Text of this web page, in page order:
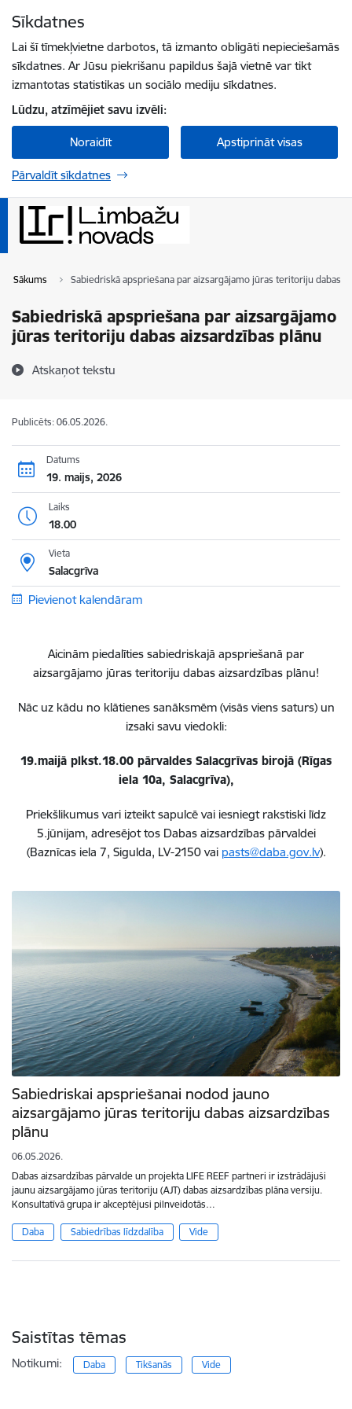
Sīkdatnes
Lai šī tīmekļvietne darbotos, tā izmanto obligāti nepieciešamās
sīkdatnes. Ar Jūsu piekrišanu papildus šajā vietnē var tikt
izmantotas statistikas un sociālo mediju sīkdatnes.
Lūdzu, atzīmējiet savu izvēli:
Noraidīt Apstiprināt visas
Pārvaldīt sīkdatnes
Sākums Sabiedriskā apspriešana par aizsargājamo jūras teritoriju dabas
Sabiedriskā apspriešana par aizsargājamo
jūras teritoriju dabas aizsardzības plānu
Atskaņot tekstu
Publicēts: 06.05.2026.
Datums
19. maijs, 2026
Laiks
18.00
Vieta
Salacgrīva
Pievienot kalendāram
Aicinām piedalīties sabiedriskajā apspriešanā par
aizsargājamo jūras teritoriju dabas aizsardzības plānu!
Nāc uz kādu no klātienes sanāksmēm (visās viens saturs) un
izsaki savu viedokli:
19.maijā plkst.18.00 pārvaldes Salacgrīvas birojā (Rīgas
iela 10a, Salacgrīva),
Priekšlikumus vari izteikt sapulcē vai iesniegt rakstiski līdz
5.jūnijam, adresējot tos Dabas aizsardzības pārvaldei
(Baznīcas iela 7, Sigulda, LV-2150 vai pasts@daba.gov.lv).
Sabiedriskai apspriešanai nodod jauno
aizsargājamo jūras teritoriju dabas aizsardzības
plānu
06.05.2026.
Dabas aizsardzības pārvalde un projekta LIFE REEF partneri ir izstrādājuši
jaunu aizsargājamo jūras teritoriju (AJT) dabas aizsardzības plāna versiju.
Konsultatīvā grupa ir akceptējusi pilnveidotās…
Daba Sabiedrības līdzdalība Vide
Saistītas tēmas
Notikumi: Daba Tikšanās Vide